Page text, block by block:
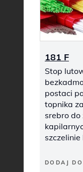
181 F
Stop
postaci
topnika
srebro do
DODAJ